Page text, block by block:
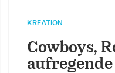
KREATION
Cowboys,